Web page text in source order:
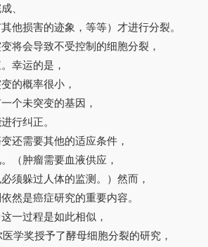
、
他损害的迹象，等等）才进行分裂。
将会导致不受控制的细胞分裂，
幸运的是，
的概率很小，
个未突变的基因，
行纠正。
还需要其他的适应条件，
（肿瘤需要血液供应，
须躲过人体的监测。）然而，
然是癌症研究的重要内容。
一过程是如此相似，
学奖授予了酵母细胞分裂的研究，